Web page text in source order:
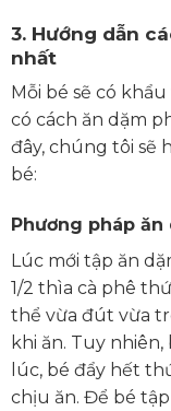
3. Hướng dẫn
nhất
Mỗi bé sẽ có
có cách ăn dặm
đây, chúng tôi sẽ
bé:
Phương pháp
Lúc mới tập ăn
1/2 thìa cà phê
thể vừa đút vừa
khi ăn. Tuy
lúc, bé đẩy hết
chịu ăn. Để bé